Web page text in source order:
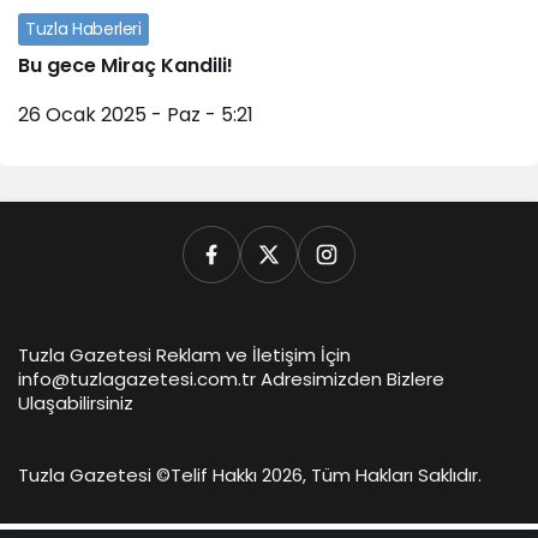
Tuzla Haberleri
Bu gece Miraç Kandili!
26 Ocak 2025 - Paz - 5:21
Tuzla Gazetesi Reklam ve İletişim İçin
info@tuzlagazetesi.com.tr Adresimizden Bizlere
Ulaşabilirsiniz
Tuzla Gazetesi ©Telif Hakkı 2026, Tüm Hakları Saklıdır.